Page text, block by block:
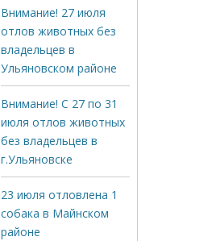
Внимание! 27 июля
отлов животных без
владельцев в
Ульяновском районе
Внимание! С 27 по 31
июля отлов животных
без владельцев в
г.Ульяновске
23 июля отловлена 1
собака в Майнском
районе